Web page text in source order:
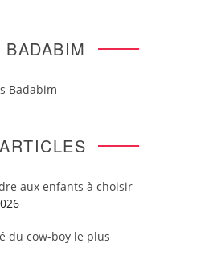
Badabim
aux enfants à choisir
du cow-boy le plus